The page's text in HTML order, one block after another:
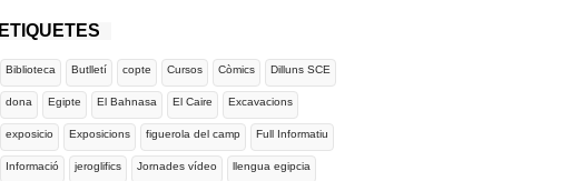
ETIQUETES
Biblioteca Butlletí copte Cursos Còmics Dilluns SCE
dona Egipte El Bahnasa El Caire Excavacions
exposicio Exposicions figuerola del camp Full Informatiu
Informació jeroglifics Jornades vídeo llengua egipcia